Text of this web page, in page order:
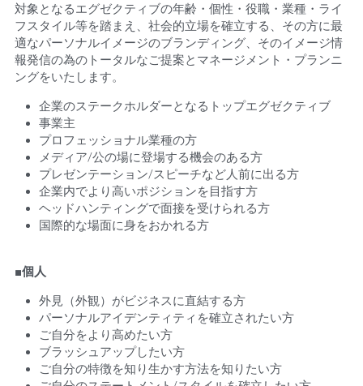
対象となるエグゼクティブの年齢・個性・役職・業種・ライ
フスタイル等を踏まえ、社会的立場を確立する、その方に最
適なパーソナルイメージのブランディング、そのイメージ情
報発信の為のトータルなご提案とマネージメント・プランニ
ングをいたします。
企業のステークホルダーとなるトップエグゼクティブ
事業主
プロフェッショナル業種の方
メディア/公の場に登場する機会のある方
プレゼンテーション/スピーチなど人前に出る方
企業内でより高いポジションを目指す方
ヘッドハンティングで面接を受けられる方
国際的な場面に身をおかれる方
■個人
外見（外観）がビジネスに直結する方
パーソナルアイデンティティを確立されたい方
ご自分をより高めたい方
ブラッシュアップしたい方
ご自分の特徴を知り生かす方法を知りたい方